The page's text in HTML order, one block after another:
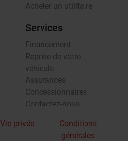
Acheter un utilitaire
Services
Financement
Reprise de votre
véhicule
Assurances
Concessionnaires
Contactez-nous
Vie privée
Conditions
générales